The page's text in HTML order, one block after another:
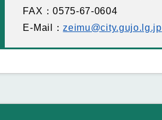
FAX：0575-67-0604
E-Mail：zeimu@city.gujo.lg.jp